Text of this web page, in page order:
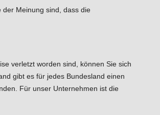
der Meinung sind, dass die
verletzt worden sind, können Sie sich
gibt es für jedes Bundesland einen
Für unser Unternehmen ist die